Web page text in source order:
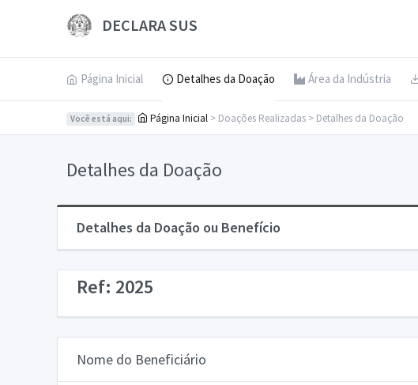
DECLARA SUS
Página Inicial Detalhes da Doação Área da Indústria
Você está aqui: Página Inicial > Doações Realizadas > Detalhes da Doação
Detalhes da Doação
Detalhes da Doação ou Benefício
Ref: 2025
Nome do Beneficiário